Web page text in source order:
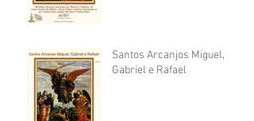
Santos Arcanjos Miguel,
Gabriel e Rafael